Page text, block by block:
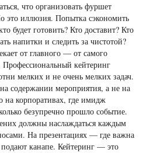
что организовать фуршет
иллюзия. Попытка сэкономить
будет готовить? Кто доставит? Кто
напитки и следить за чистотой?
от главного — от самого
Профессиональный кейтеринг
мелких и не очень мелких задач.
содержании мероприятия, а не на
на корпоративах, где имидж
безупречно прошло событие.
должны наслаждаться каждым
На презентациях — где важна
канапе. Кейтеринг — это